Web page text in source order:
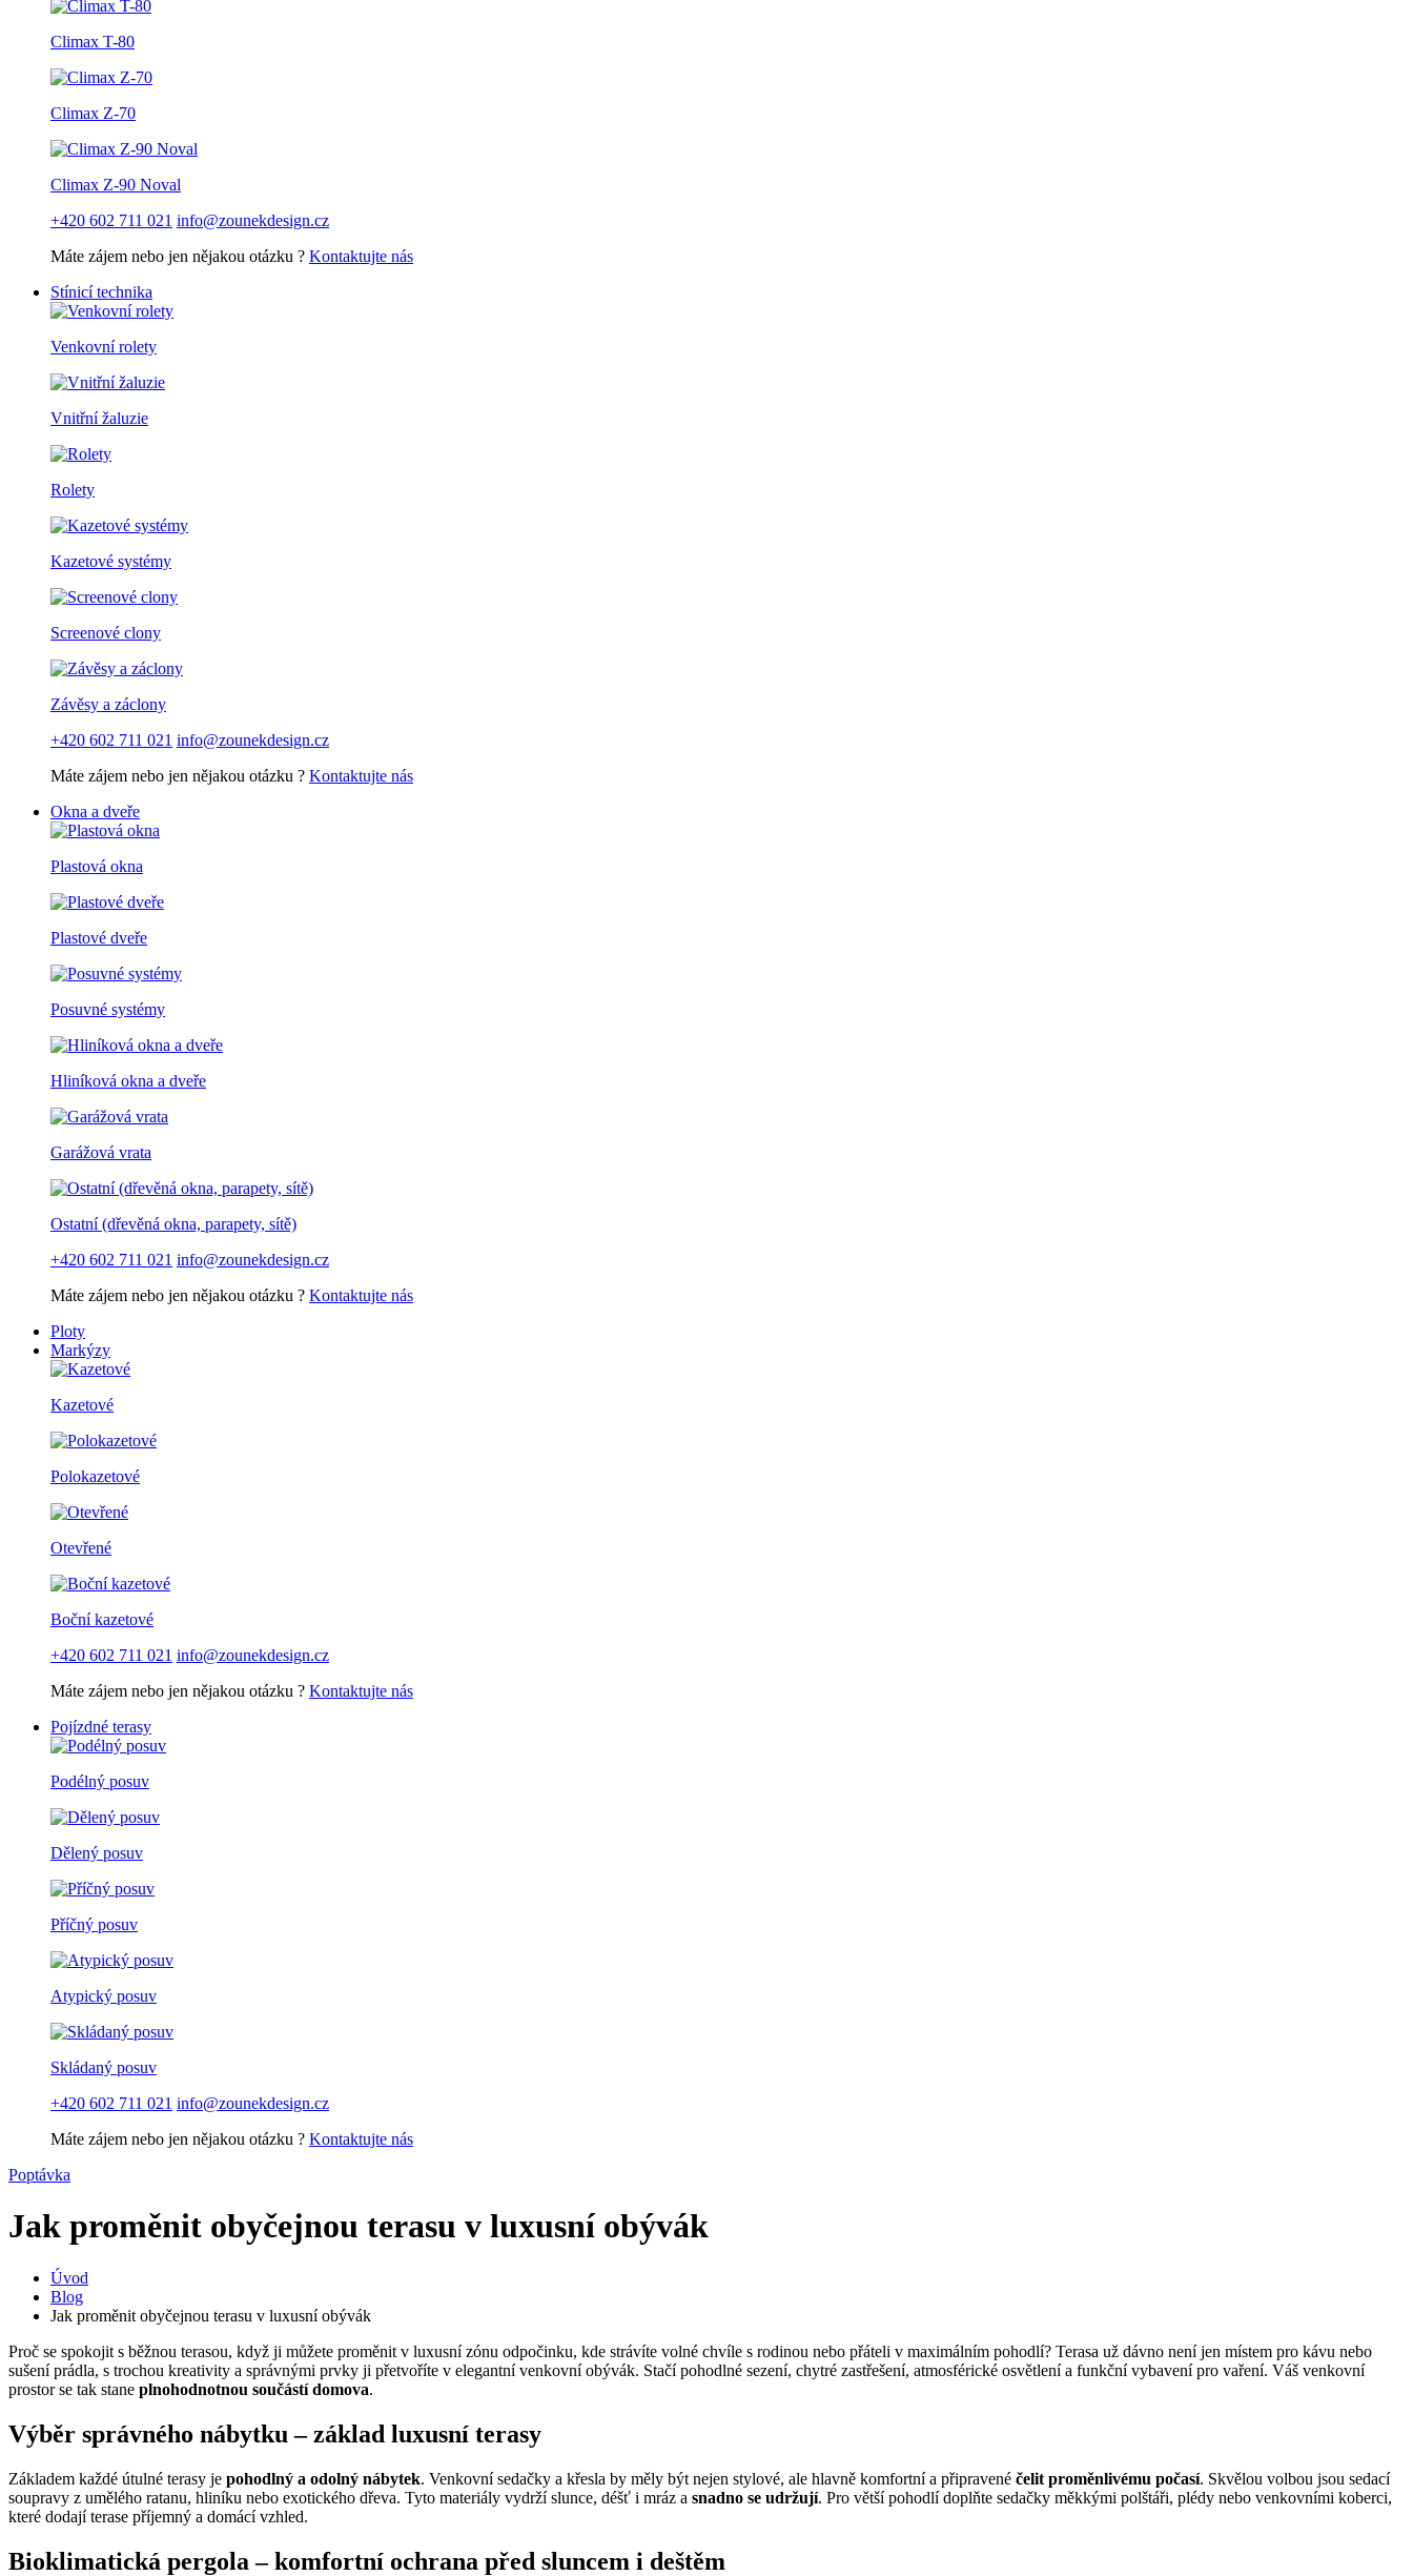
Climax T-80
Climax Z-70
Climax Z-90 Noval
+420 602 711 021 info@zounekdesign.cz
Máte zájem nebo jen nějakou otázku ? Kontaktujte nás
Stínicí technika
Venkovní rolety
Vnitřní žaluzie
Rolety
Kazetové systémy
Screenové clony
Závěsy a záclony
+420 602 711 021 info@zounekdesign.cz
Máte zájem nebo jen nějakou otázku ? Kontaktujte nás
Okna a dveře
Plastová okna
Plastové dveře
Posuvné systémy
Hliníková okna a dveře
Garážová vrata
Ostatní (dřevěná okna, parapety, sítě)
+420 602 711 021 info@zounekdesign.cz
Máte zájem nebo jen nějakou otázku ? Kontaktujte nás
Ploty
Markýzy
Kazetové
Polokazetové
Otevřené
Boční kazetové
+420 602 711 021 info@zounekdesign.cz
Máte zájem nebo jen nějakou otázku ? Kontaktujte nás
Pojízdné terasy
Podélný posuv
Dělený posuv
Příčný posuv
Atypický posuv
Skládaný posuv
+420 602 711 021 info@zounekdesign.cz
Máte zájem nebo jen nějakou otázku ? Kontaktujte nás
Poptávka
Jak proměnit obyčejnou terasu v luxusní obývák
Úvod
Blog
Jak proměnit obyčejnou terasu v luxusní obývák
Proč se spokojit s běžnou terasou, když ji můžete proměnit v luxusní zónu odpočinku, kde strávíte volné chvíle s rodinou nebo přáteli v maximálním pohodlí? Terasa už dávno není jen místem pro kávu nebo
sušení prádla, s trochou kreativity a správnými prvky ji přetvoříte v elegantní venkovní obývák. Stačí pohodlné sezení, chytré zastřešení, atmosférické osvětlení a funkční vybavení pro vaření. Váš venkovní
prostor se tak stane plnohodnotnou součástí domova.
Výběr správného nábytku – základ luxusní terasy
Základem každé útulné terasy je pohodlný a odolný nábytek. Venkovní sedačky a křesla by měly být nejen stylové, ale hlavně komfortní a připravené čelit proměnlivému počasí. Skvělou volbou jsou sedací
soupravy z umělého ratanu, hliníku nebo exotického dřeva. Tyto materiály vydrží slunce, déšť i mráz a snadno se udržují. Pro větší pohodlí doplňte sedačky měkkými polštáři, plédy nebo venkovními koberci,
které dodají terase příjemný a domácí vzhled.
Bioklimatická pergola – komfortní ochrana před sluncem i deštěm